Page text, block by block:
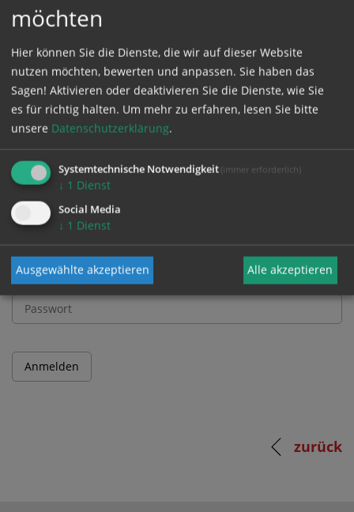
loggen Sie sich ein, oder bestellen Sie das
GESCHÜTZTER BEREICH
Bitte melden Sie sich mit Ihrem Benutzernamen
und Passwort an.
Benutzername
Passwort
zurück
möchten
Hier können Sie die Dienste, die wir auf dieser Website
nutzen möchten, bewerten und anpassen. Sie haben das
Sagen! Aktivieren oder deaktivieren Sie die Dienste, wie Sie
es für richtig halten. Um mehr zu erfahren, lesen Sie bitte
unsere Datenschutzerklärung.
Systemtechnische Notwendigkeit (immer erforderlich)
↓ 1 Dienst
Social Media
↓ 1 Dienst
Ausgewählte akzeptieren Alle akzeptieren